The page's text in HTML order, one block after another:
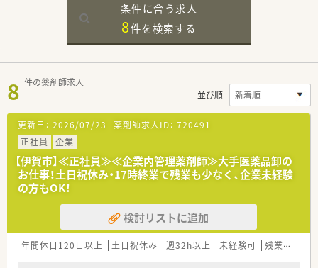
条件に合う求人
8件を検索する
8 件の薬剤師求人
並び順
更新日： 2026/07/23 薬剤師求人ID： 720491
正社員
企業
【伊賀市】≪正社員≫≪企業内管理薬剤師≫大手医薬品卸の
お仕事！土日祝休み・17時終業で残業も少なく、企業未経験
の方もOK！
検討リストに追加
年間休日120日以上 土日祝休み 週32h以上 未経験可 残業なし(ほぼなし含む)